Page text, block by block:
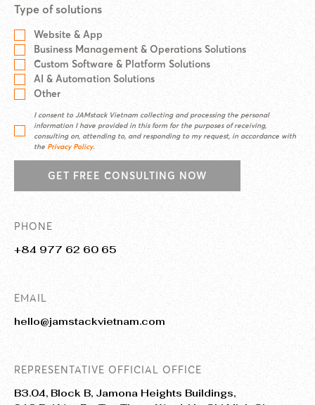
Type of solutions
Website & App
Business Management & Operations Solutions
Custom Software & Platform Solutions
AI & Automation Solutions
Other
I consent to JAMstack Vietnam collecting and processing the personal
information I have provided in this form for the purposes of receiving,
consulting on, attending to, and responding to my request, in accordance with
the Privacy Policy.
GET FREE CONSULTING NOW
PHONE
+84 977 62 60 65
EMAIL
hello@jamstackvietnam.com
REPRESENTATIVE OFFICIAL OFFICE
B3.04, Block B, Jamona Heights Buildings,